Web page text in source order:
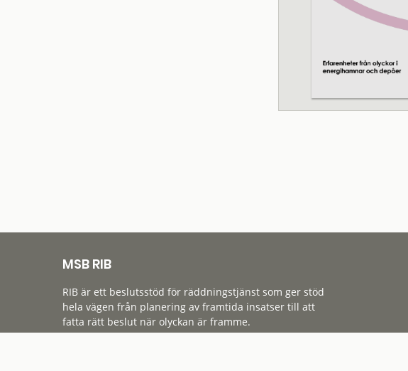
MSB RIB
RIB är ett beslutsstöd för räddningstjänst som ger stöd
hela vägen från planering av framtida insatser till att
fatta rätt beslut när olyckan är framme.